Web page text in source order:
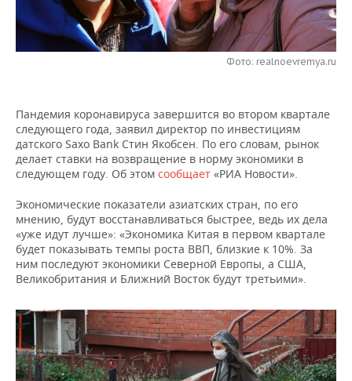
НЕФТЕХИМИЯ
НЕФТЬ
ЭНЕРГЕТИКА
РОЗНИЧНАЯ ТОРГОВЛЯ
НОВОСТИ ТЕХНОЛОГИЙ
ТЕЛЕКОММУНИКАЦИИ
МЕРОПРИЯТИЯ
БИЗНЕС-БРАНЧИ
ONLINE-КОНФЕРЕНЦИИ
ОТКРЫТАЯ ЛЕКЦИЯ
ФУТБОЛ
ХОККЕЙ
БАСКЕТБОЛ
ВОЛЕЙБОЛ
КИБЕРСПОРТ
ФИГУРНОЕ КАТАНИЕ
ВОДНЫЕ ВИДЫ СПОРТА
НОВОСТИ ОБЩЕСТВА
ВЛАСТЬ
ИНФРАСТРУКТУРА
ИСТОРИЯ
КУЛЬТУРА
МЕДИЦИНА
ОБРАЗОВАНИЕ
ФОТОГАЛЕРЕЯ
СЮЖЕТЫ
СПРАВОЧНИК
СПИСОК ПЕРСОН
СПИСОК КОМПАНИЙ
ПОЛНАЯ ВЕРСИЯ
Фото: realnoevremya.ru
Пандемия коронавируса завершится во втором квартале
следующего года, заявил директор по инвестициям
датского Saxo Bank Стин Якобсен. По его словам, рынок
делает ставки на возвращение в норму экономики в
следующем году. Об этом сообщает «РИА Новости».
Экономические показатели азиатских стран, по его
мнению, будут восстанавливаться быстрее, ведь их дела
«уже идут лучше»: «Экономика Китая в первом квартале
будет показывать темпы роста ВВП, близкие к 10%. За
ним последуют экономики Северной Европы, а США,
Великобритания и Ближний Восток будут третьими».